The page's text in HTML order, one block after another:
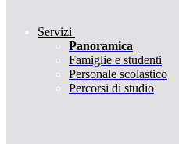
Servizi
Panoramica
Famiglie e studenti
Personale scolastico
Percorsi di studio